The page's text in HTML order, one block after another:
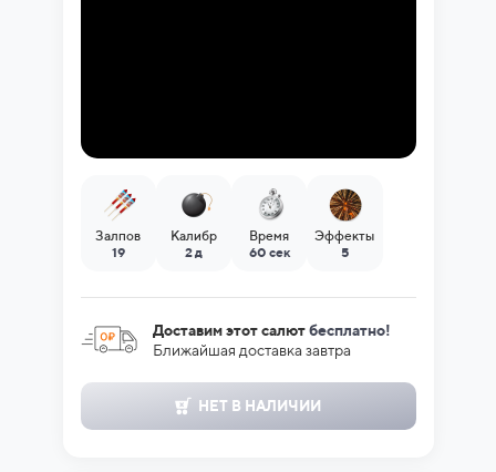
Залпов
19
Калибр
2 д
Время
60 сек
Эффекты
5
Доставим этот салютбесплатно!
Ближайшая доставка завтра
НЕТ В НАЛИЧИИ